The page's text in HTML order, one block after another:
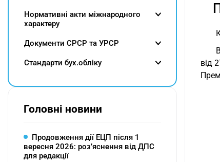
від
Нормативні акти міжнародного
характеру
Документи СРСР та УРСР
Cтандарти бух.обліку
Головні новини
Продовження дії ЕЦП після 1
вересня 2026: розʼяснення від ДПС
для редакції